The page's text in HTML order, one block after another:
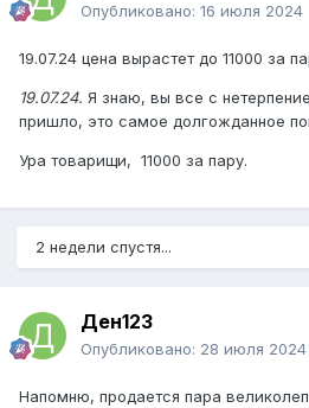
Опубликовано: 16 июля 2024
19.07.24 цена вырастет до 11000 за
19.07.24. Я знаю, вы все с
пришло, это самое долгожданное
Ура товарищи, 11000 за пару.
2 недели спустя...
Ден123
Опубликовано: 28 июля 2024
Напомню, продается пара